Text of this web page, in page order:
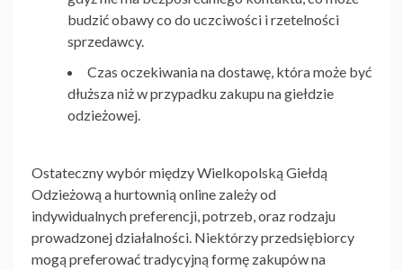
budzić obawy co do uczciwości i rzetelności
sprzedawcy.
Czas oczekiwania na dostawę, która może być
dłuższa niż w przypadku zakupu na giełdzie
odzieżowej.
Ostateczny wybór międzyWielkopolską Giełdą
Odzieżowąa hurtownią online zależy od
indywidualnych preferencji, potrzeb, oraz rodzaju
prowadzonej działalności. Niektórzy przedsiębiorcy
mogą preferować tradycyjną formę zakupów na